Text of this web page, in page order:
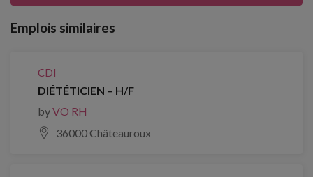
Emplois similaires
CDI
DIÉTÉTICIEN – H/F
byVO RH
36000 Châteauroux